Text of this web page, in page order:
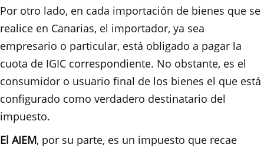
Por otro lado, en cada importación de bienes que se
realice en Canarias, el importador, ya sea
empresario o particular, está obligado a pagar la
cuota de IGIC correspondiente. No obstante, es el
consumidor o usuario final de los bienes el que está
configurado como verdadero destinatario del
impuesto.
El AIEM, por su parte, es un impuesto que recae